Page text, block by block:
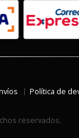
Política de
reservados.